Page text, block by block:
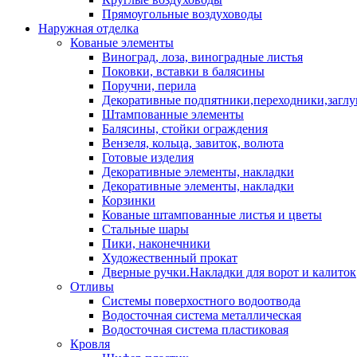
Прямоугольные воздуховоды
Наружная отделка
Кованые элементы
Виноград, лоза, виноградные листья
Поковки, вставки в балясины
Поручни, перила
Декоративные
Штампованные элементы
Балясины, стойки ограждения
Вензеля, кольца, завиток, волюта
Готовые изделия
Декоративные элементы, накладки
Декоративные элементы, накладки
Корзинки
Кованые штампованные листья и цветы
Стальные шары
Пики, наконечники
Художественный прокат
Дверные ручки.Накладки для ворот и калиток
Отливы
Системы поверхостного водоотвода
Водосточная система металлическая
Водосточная система пластиковая
Кровля